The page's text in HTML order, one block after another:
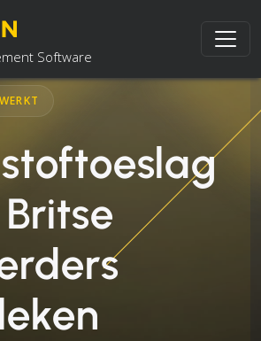
Software
Britse